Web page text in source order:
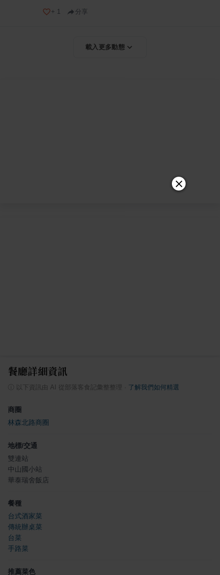
+ 1 分享
載入更多動態
餐廳詳細資訊
ⓘ 以下資訊由 AI 從部落客食記彙整整理 了解我們如何精選
商圈
林森北路商圈
地標/交通
雙連站
中山國小站
華泰瑞舍飯店
餐種
台式酒家菜
傳統辦桌菜
台菜
手路菜
推薦菜色